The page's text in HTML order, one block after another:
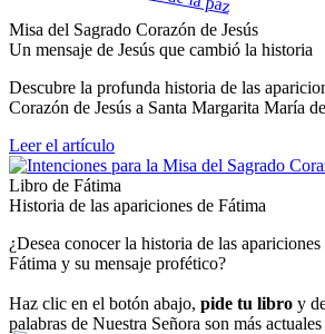
Misa del Sagrado Corazón de Jesús
Un mensaje de Jesús que cambió la historia
Descubre la profunda historia de las
Corazón de Jesús a Santa Margarita María
Leer el artículo
Libro de Fátima
Historia de las apariciones de Fátima
¿Desea conocer la historia de las
Fátima y su mensaje profético?
Haz clic en el botón abajo, pide tu libro y
palabras de Nuestra Señora son más